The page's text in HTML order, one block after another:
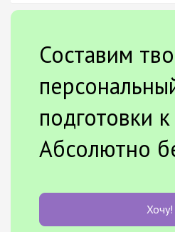
Составим
подготовки
Абсолютно
Хочу!